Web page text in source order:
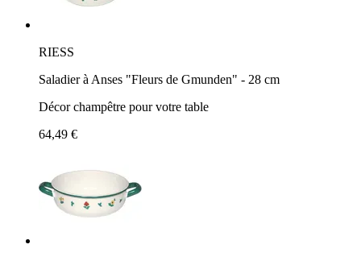
RIESS
Saladier à Anses "Fleurs de Gmunden" - 28 cm
Décor champêtre pour votre table
64,49 €